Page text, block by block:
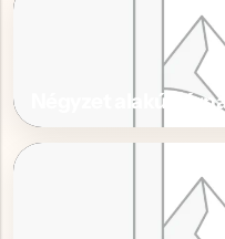
Négyzet alakú párna